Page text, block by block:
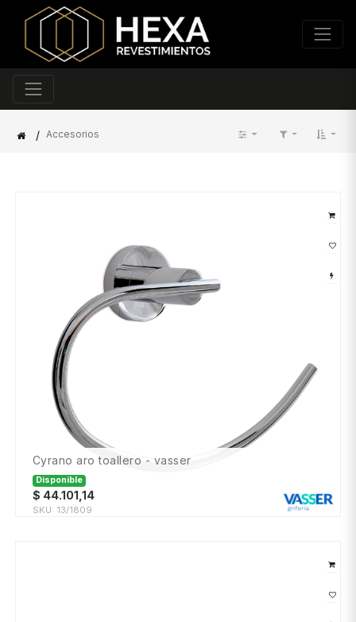
/ Accesorios
cyrano aro toallero - vasser
Disponible
$ 44.101,14
SKU: 13/1809